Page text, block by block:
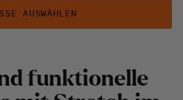
AUSWÄHLEN
d funktionelle